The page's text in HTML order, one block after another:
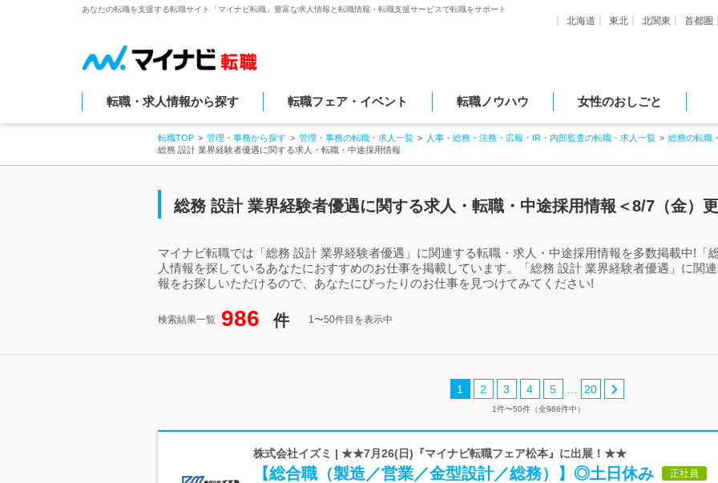
あなたの転職を支援する転職サイト「マイナビ転職」豊富な求人情報と転職情報・転職支援サービスで転職をサポート
北海道 東北 北関東 首都圏
転職・求人情報から探す 転職フェア・イベント 転職ノウハウ 女性のおしごと
転職TOP 管理・事務から探す 管理・事務の転職・求人一覧 人事・総務・法務・広報・IR・内部監査の転職・求人一覧
総務の転職
総務 設計 業界経験者優遇に関する求人・転職・中途採用情報
総務 設計 業界経験者優遇に関する求人・転職・中途採用情報＜8/7（金）
マイナビ転職では「総務 設計 業界経験者優遇」に関連する転職・求人・中途採用情報を多数掲載中!「
人情報を探しているあなたにおすすめのお仕事を掲載しています。「総務 設計 業界経験者優遇」に関
報をお探しいただけるので、あなたにぴったりのお仕事を見つけてみてください!
検索結果一覧 986 件 1〜50件目を表示中
1 2 3 4 5 20
1件〜50件（全986件中）
株式会社イズミ | ★★7月26(日)『マイナビ転職フェア松本』に出展！★★
【総合職（製造／営業／金型設計／総務）】◎土日休み 正社員